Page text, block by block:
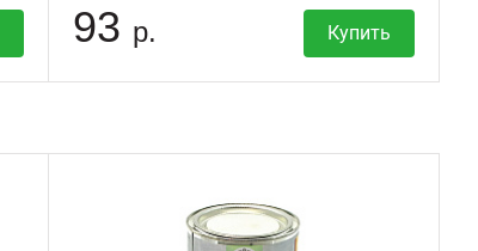
93 р. Купить